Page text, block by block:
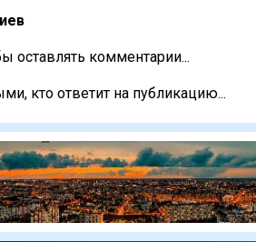
оставлять комментарии...
кто ответит на публикацию...